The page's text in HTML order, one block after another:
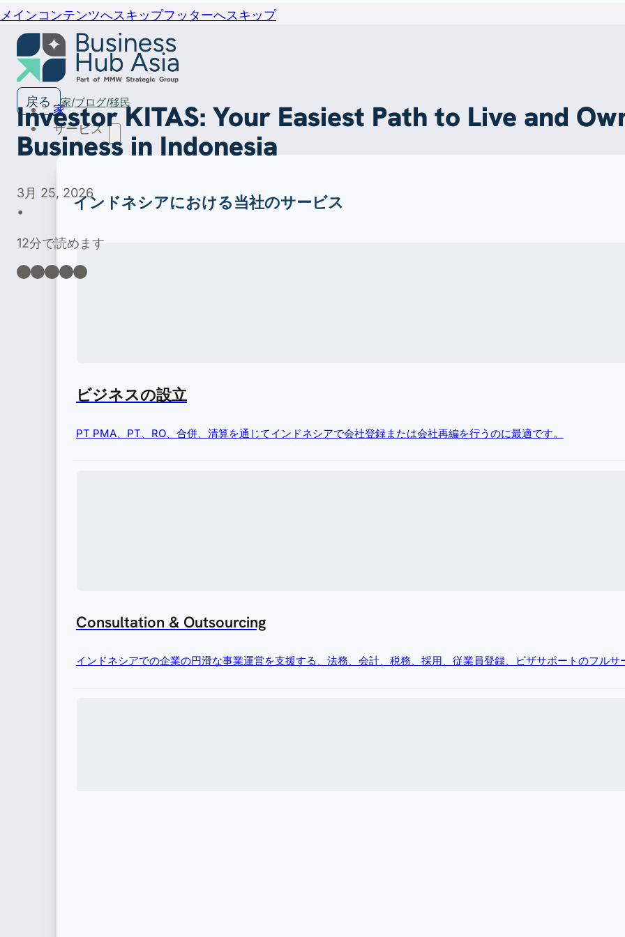
メインコンテンツへスキップフッターへスキップ
家
サービス
インドネシアにおける当社のサービス
ビジネスの設立
PT PMA、PT、RO、合併、清算を通じてインドネシアで会社登録または会社再編を行うのに最適です。
Consultation & Outsourcing
インドネシアでの企業の円滑な事業運営を支援する、法務、会計、税務、採用、従業員登録、ビザサポートのフルサ
戻る 家 ブログ 移民
Investor KITAS: Your Easiest Path to Live and
Business in Indonesia
3月 25, 2026
•
12分で読めます